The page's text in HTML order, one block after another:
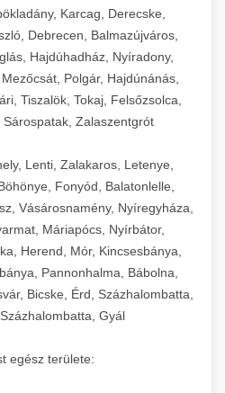
Karcag, Derecske,
Debrecen, Balmazújváros,
Hajdúhadház, Nyíradony,
Polgár, Hajdúnánás,
Tiszalök, Tokaj, Felsőzsolca,
Sárospatak, Zalaszentgrót
Lenti, Zalakaros, Letenye,
Fonyód, Balatonlelle,
Vásárosnamény, Nyíregyháza,
Máriapócs, Nyírbátor,
Herend, Mór, Kincsesbánya,
Pannonhalma, Bábolna,
Bicske, Érd, Százhalombatta,
Gyál
egész területe: